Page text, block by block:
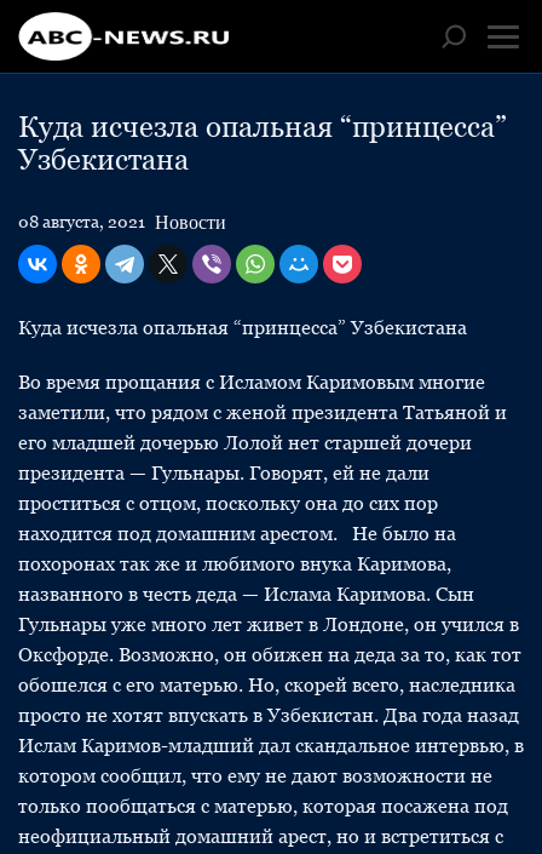
Куда исчезла опальная “принцесса”
Узбекистана
08 августа, 2021 Новости
Куда исчезла опальная “принцесса” Узбекистана
Во время прощания с Исламом Каримовым многие
заметили, что рядом с женой президента Татьяной и
его младшей дочерью Лолой нет старшей дочери
президента — Гульнары. Говорят, ей не дали
проститься с отцом, поскольку она до сих пор
находится под домашним арестом. Не было на
похоронах так же и любимого внука Каримова,
названного в честь деда — Ислама Каримова. Сын
Гульнары уже много лет живет в Лондоне, он учился в
Оксфорде. Возможно, он обижен на деда за то, как тот
обошелся с его матерью. Но, скорей всего, наследника
просто не хотят впускать в Узбекистан. Два года назад
Ислам Каримов-младший дал скандальное интервью, в
котором сообщил, что ему не дают возможности не
только пообщаться с матерью, которая посажена под
неофициальный домашний арест, но и встретиться с